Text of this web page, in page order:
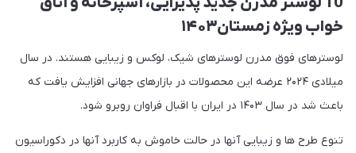
خواب ویژه زمستان۱۴۰۳
لوسترهای فوق مدرن لوسترهای شیک، لوکس و زیبایی هستند. در سال
میلادی ۲۰۲۴ عرضه این محصولات در بازارهای جهانی افزایش یافت که
باعث شد در سال ۱۴۰۳ در ایران با اقبال فراوان روبرو شود.
تنوع طرح ها و زیبایی آنها در حالت خاموش به کاربرد آنها در دکوراسیون